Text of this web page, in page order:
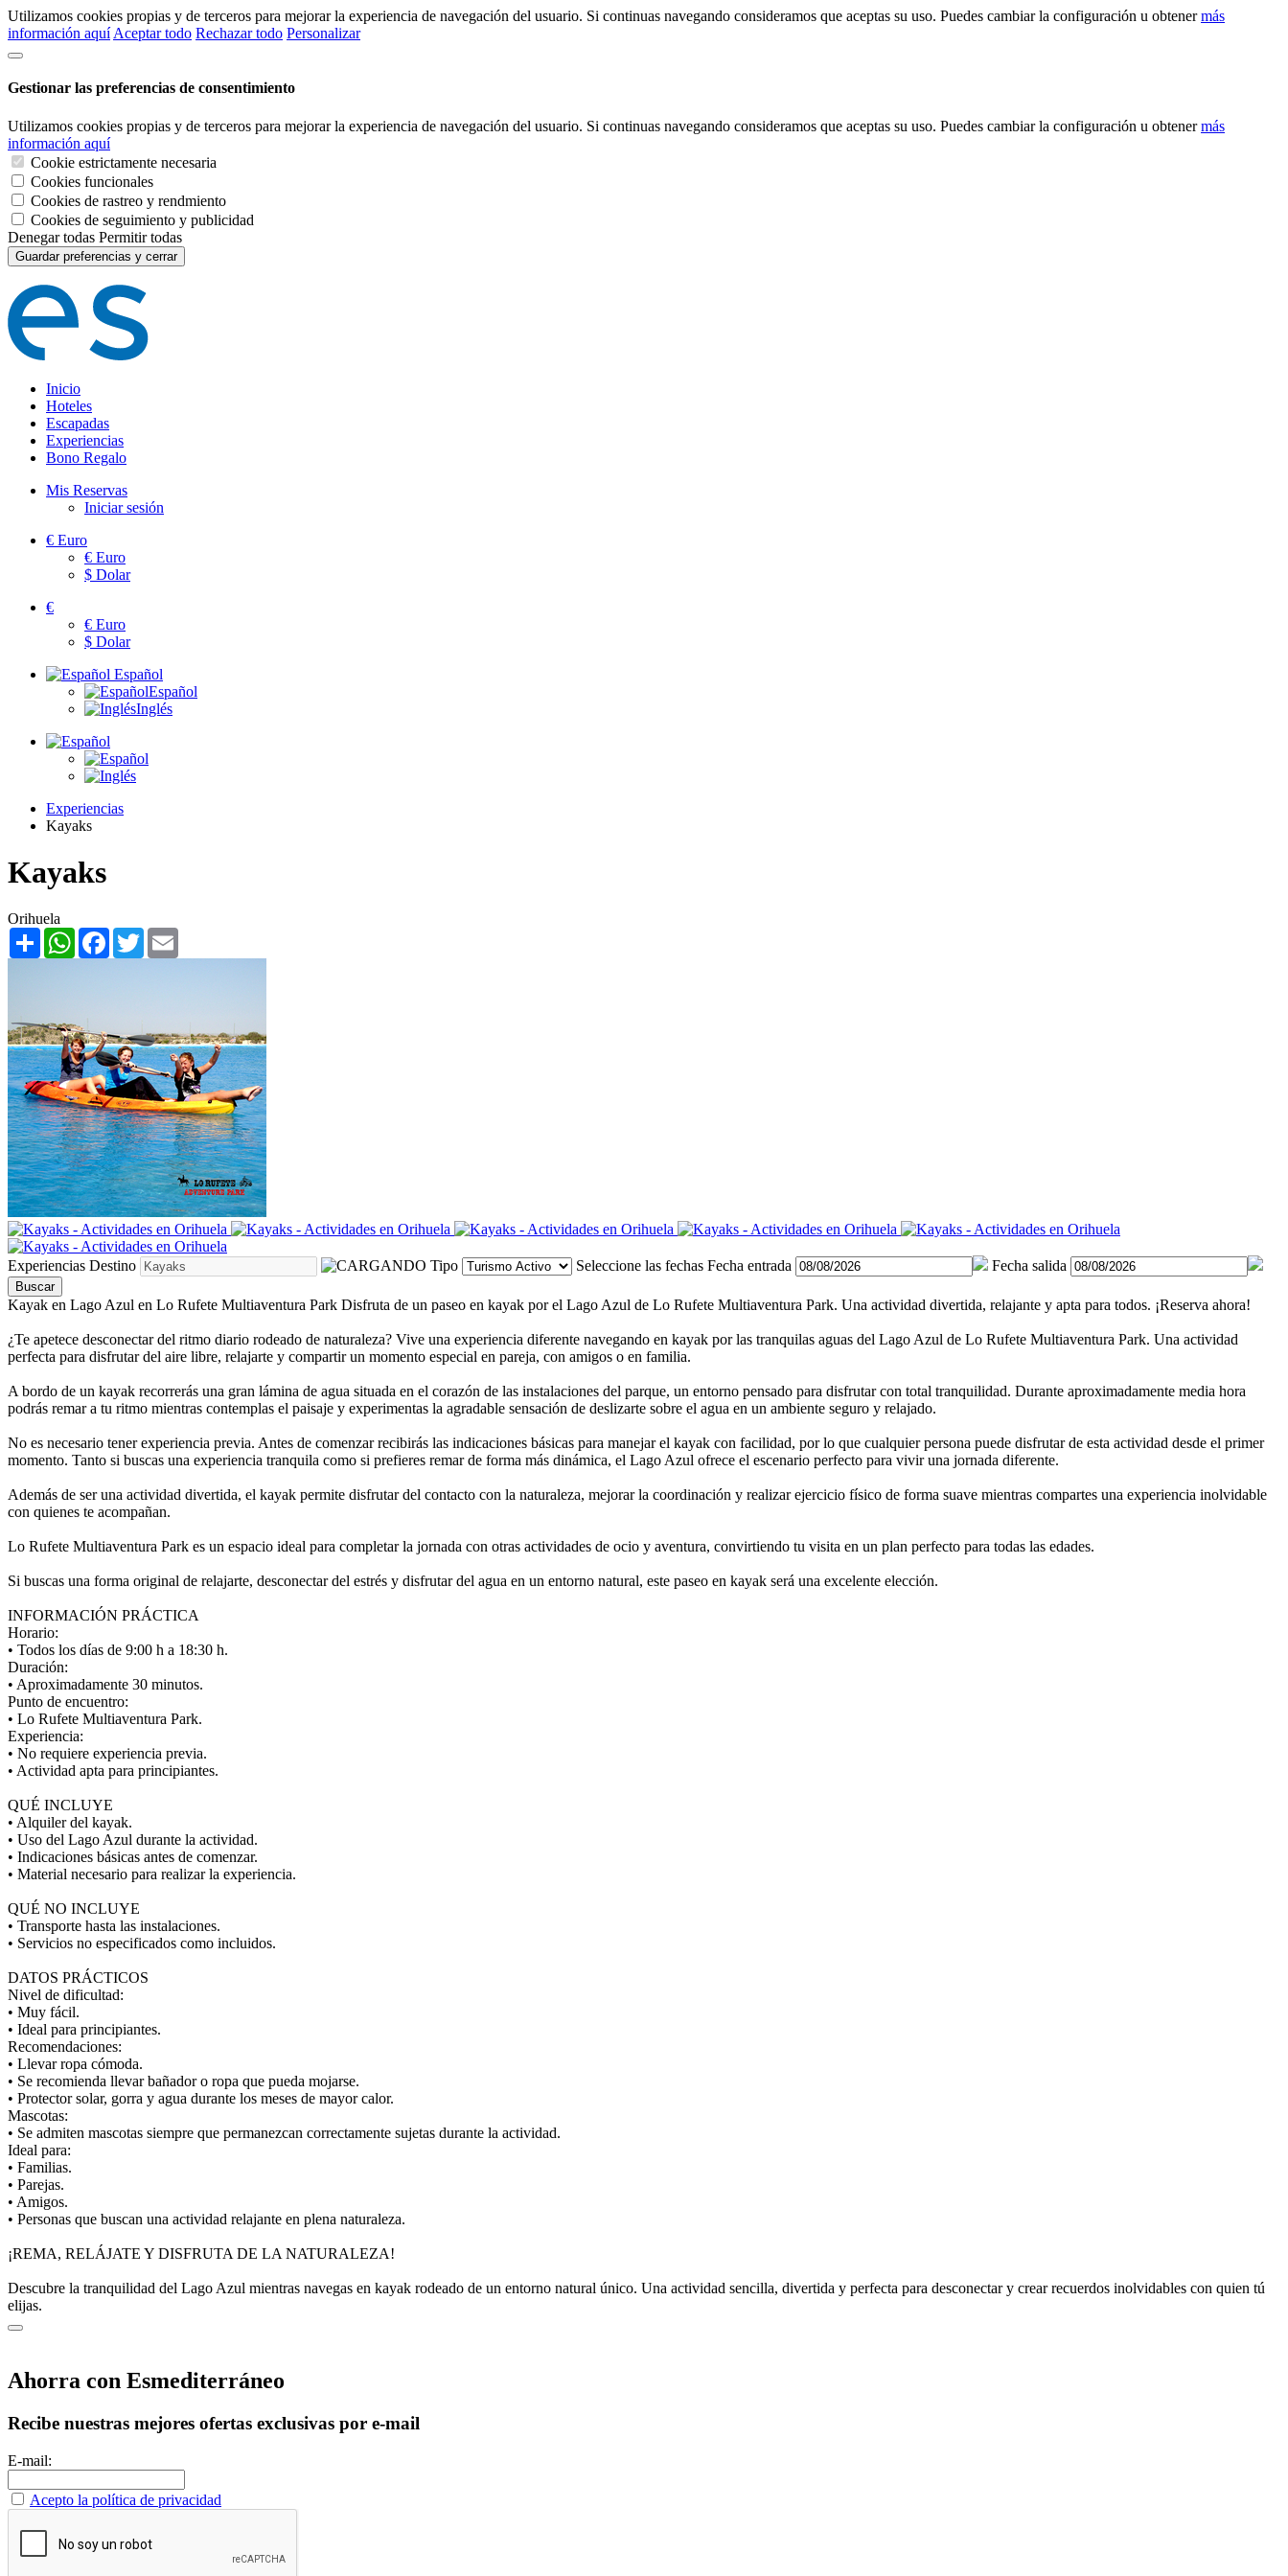
Utilizamos cookies propias y de terceros para mejorar la experiencia de navegación del usuario. Si continuas navegando consideramos que aceptas su uso. Puedes cambiar la configuración u obtenermás
información aquí Aceptar todo Rechazar todo Personalizar
Gestionar las preferencias de consentimiento
Utilizamos cookies propias y de terceros para mejorar la experiencia de navegación del usuario. Si continuas navegando consideramos que aceptas su uso. Puedes cambiar la configuración u obtenermás
información aquí
Cookie estrictamente necesaria
Cookies funcionales
Cookies de rastreo y rendmiento
Cookies de seguimiento y publicidad
Denegar todas Permitir todas
Guardar preferencias y cerrar
Inicio
Hoteles
Escapadas
Experiencias
Bono Regalo
Mis Reservas
Iniciar sesión
€ Euro
€ Euro
$ Dolar
€
€ Euro
$ Dolar
Español
Español
Inglés
Experiencias
Kayaks
Kayaks
Orihuela
Share WhatsAppFacebook
Twitter
Experiencias Destino Tipo Seleccione las fechas Fecha entrada Fecha salida
Buscar
Kayak en Lago Azul en Lo Rufete Multiaventura Park Disfruta de un paseo en kayak por el Lago Azul de Lo Rufete Multiaventura Park. Una actividad divertida, relajante y apta para todos. ¡Reserva ahora!
¿Te apetece desconectar del ritmo diario rodeado de naturaleza? Vive una experiencia diferente navegando en kayak por las tranquilas aguas del Lago Azul de Lo Rufete Multiaventura Park. Una actividad
perfecta para disfrutar del aire libre, relajarte y compartir un momento especial en pareja, con amigos o en familia.
A bordo de un kayak recorrerás una gran lámina de agua situada en el corazón de las instalaciones del parque, un entorno pensado para disfrutar con total tranquilidad. Durante aproximadamente media hora
podrás remar a tu ritmo mientras contemplas el paisaje y experimentas la agradable sensación de deslizarte sobre el agua en un ambiente seguro y relajado.
No es necesario tener experiencia previa. Antes de comenzar recibirás las indicaciones básicas para manejar el kayak con facilidad, por lo que cualquier persona puede disfrutar de esta actividad desde el primer
momento. Tanto si buscas una experiencia tranquila como si prefieres remar de forma más dinámica, el Lago Azul ofrece el escenario perfecto para vivir una jornada diferente.
Además de ser una actividad divertida, el kayak permite disfrutar del contacto con la naturaleza, mejorar la coordinación y realizar ejercicio físico de forma suave mientras compartes una experiencia inolvidable
con quienes te acompañan.
Lo Rufete Multiaventura Park es un espacio ideal para completar la jornada con otras actividades de ocio y aventura, convirtiendo tu visita en un plan perfecto para todas las edades.
Si buscas una forma original de relajarte, desconectar del estrés y disfrutar del agua en un entorno natural, este paseo en kayak será una excelente elección.
INFORMACIÓN PRÁCTICA
Horario:
• Todos los días de 9:00 h a 18:30 h.
Duración:
• Aproximadamente 30 minutos.
Punto de encuentro:
• Lo Rufete Multiaventura Park.
Experiencia:
• No requiere experiencia previa.
• Actividad apta para principiantes.
QUÉ INCLUYE
• Alquiler del kayak.
• Uso del Lago Azul durante la actividad.
• Indicaciones básicas antes de comenzar.
• Material necesario para realizar la experiencia.
QUÉ NO INCLUYE
• Transporte hasta las instalaciones.
• Servicios no especificados como incluidos.
DATOS PRÁCTICOS
Nivel de dificultad:
• Muy fácil.
• Ideal para principiantes.
Recomendaciones:
• Llevar ropa cómoda.
• Se recomienda llevar bañador o ropa que pueda mojarse.
• Protector solar, gorra y agua durante los meses de mayor calor.
Mascotas:
• Se admiten mascotas siempre que permanezcan correctamente sujetas durante la actividad.
Ideal para:
• Familias.
• Parejas.
• Amigos.
• Personas que buscan una actividad relajante en plena naturaleza.
¡REMA, RELÁJATE Y DISFRUTA DE LA NATURALEZA!
Descubre la tranquilidad del Lago Azul mientras navegas en kayak rodeado de un entorno natural único. Una actividad sencilla, divertida y perfecta para desconectar y crear recuerdos inolvidables con quien tú
elijas.
Ahorra con Esmediterráneo
Recibe nuestras mejores ofertas exclusivas por e-mail
E-mail:
Acepto la política de privacidad